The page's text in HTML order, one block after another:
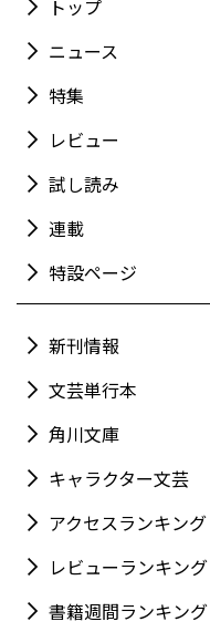
トップ
ニュース
特集
レビュー
試し読み
連載
特設ページ
新刊情報
文芸単行本
角川文庫
キャラクター文芸
アクセスランキング
レビューランキング
書籍週間ランキング